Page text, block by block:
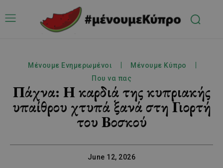
Μένουμε Ενημερωμένοι
Μένουμε Κύπρο
Που να πας
Πάχνα: Η καρδιά της κυπριακής
υπαίθρου χτυπά ξανά στη Γιορτή
του Βοσκού
June 12, 2026